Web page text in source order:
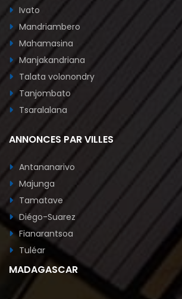
Ivato
Mandriambero
Mahamasina
Manjakandriana
Talata volonondry
Tanjombato
Tsaralalana
ANNONCES PAR VILLES
Antananarivo
Majunga
Tamatave
Diégo-Suarez
Fianarantsoa
Tuléar
MADAGASCAR